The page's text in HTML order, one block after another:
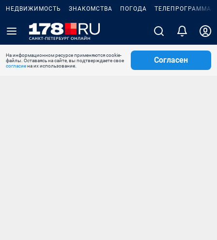
НЕДВИЖИМОСТЬ ЗНАКОМСТВА ПОГОДА ТЕЛЕПРОГРАММА
На информационном ресурсе применяются cookie-
файлы. Оставаясь на сайте, вы подтверждаете свое
согласиена их использование.
Согласен